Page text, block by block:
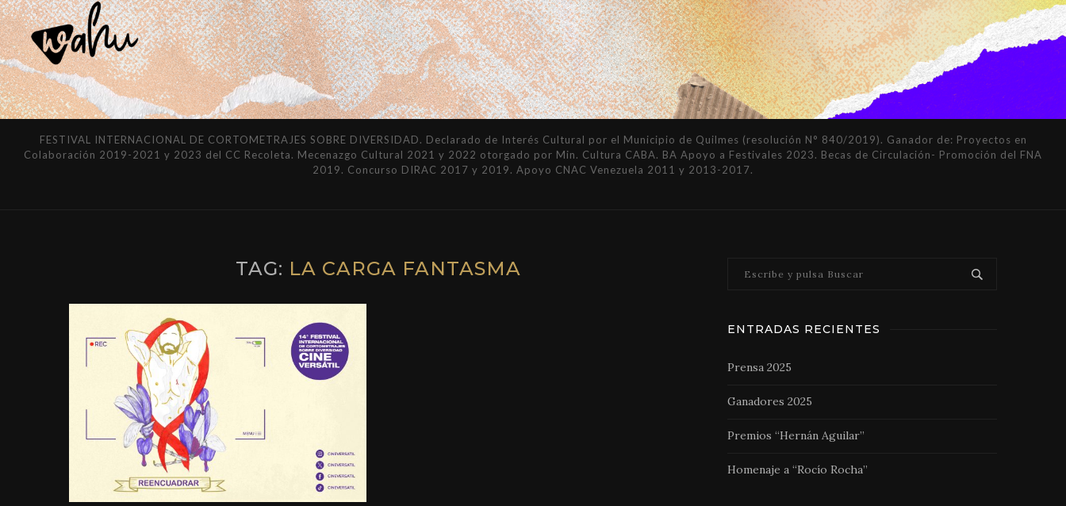
FESTIVAL INTERNACIONAL DE CORTOMETRAJES SOBRE DIVERSIDAD. Declarado de Interés Cultural por el Municipio de Quilmes (resolución N° 840/2019). Ganador de: Proyectos en
Colaboración 2019-2021 y 2023 del CC Recoleta. Mecenazgo Cultural 2021 y 2022 otorgado por Min. Cultura CABA. BA Apoyo a Festivales 2023. Becas de Circulación- Promoción del FNA
2019. Concurso DIRAC 2017 y 2019. Apoyo CNAC Venezuela 2011 y 2013-2017.
TAG: LA CARGA FANTASMA
ENTRADAS RECIENTES
Prensa 2025
Ganadores 2025
Premios “Hernán Aguilar”
Homenaje a “Rocío Rocha”